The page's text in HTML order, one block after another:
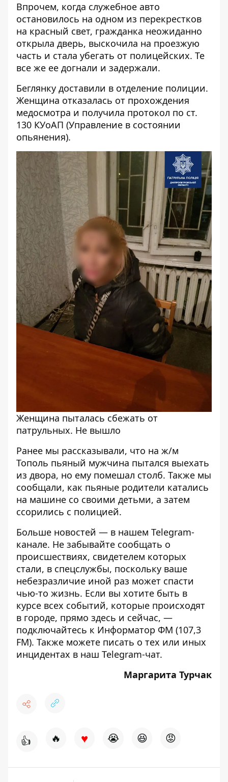
Впрочем, когда служебное авто
остановилось на одном из перекрестков
на красный свет, гражданка неожиданно
открыла дверь, выскочила на проезжую
часть и стала убегать от полицейских. Те
все же ее догнали и задержали.
Беглянку доставили в отделение полиции.
Женщина отказалась от прохождения
медосмотра и получила протокол по ст.
130 КУоАП (Управление в состоянии
опьянения).
Женщина пыталась сбежать от
патрульных. Не вышло
Ранее мы рассказывали, что на ж/м
Тополь пьяный мужчина пытался выехать
из двора, но ему помешал столб. Также мы
сообщали, как пьяные родители катались
на машине со своими детьми, а затем
ссорились с полицией.
Больше новостей — в нашем Telegram-
канале. Не забывайте сообщать о
происшествиях, свидетелем которых
стали, в спецслужбы, поскольку ваше
небезразличие иной раз может спасти
чью-то жизнь. Если вы хотите быть в
курсе всех событий, которые происходят
в городе, прямо здесь и сейчас, —
подключайтесь к Информатор ФМ (107,3
FM). Также можете писать о тех или иных
инцидентах в наш Telegram-чат.
Маргарита Турчак
👍 🔥 ♥ 😭 😆 😡